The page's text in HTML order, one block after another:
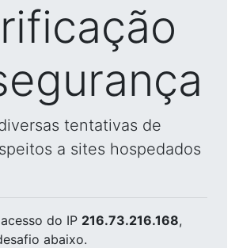
tentativas de
a sites hospedados
do IP 216.73.216.168,
abaixo.